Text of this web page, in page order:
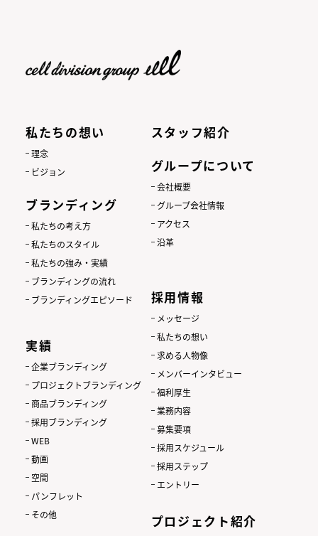
私たちの想い
理念
ビジョン
ブランディング
私たちの考え方
私たちのスタイル
私たちの強み・実績
ブランディングの流れ
ブランディングエピソード
実績
企業ブランディング
プロジェクトブランディング
商品ブランディング
採用ブランディング
WEB
動画
空間
パンフレット
その他
スタッフ紹介
グループについて
会社概要
グループ会社情報
アクセス
沿革
採用情報
メッセージ
私たちの想い
求める人物像
メンバーインタビュー
福利厚生
業務内容
募集要項
採用スケジュール
採用ステップ
エントリー
プロジェクト紹介